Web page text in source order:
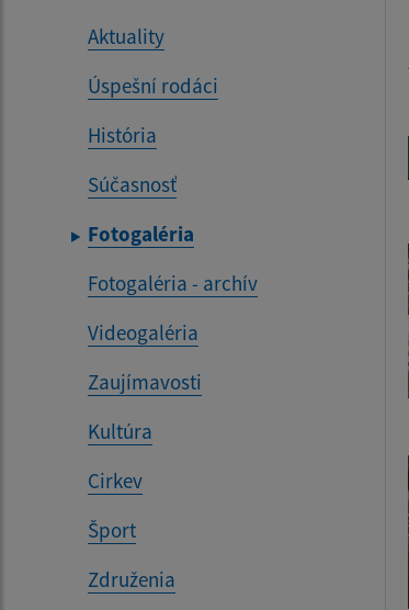
Aktuality
Úspešní rodáci
História
Súčasnosť
Fotogaléria
Fotogaléria - archív
Videogaléria
Zaujímavosti
Kultúra
Cirkev
Šport
Združenia